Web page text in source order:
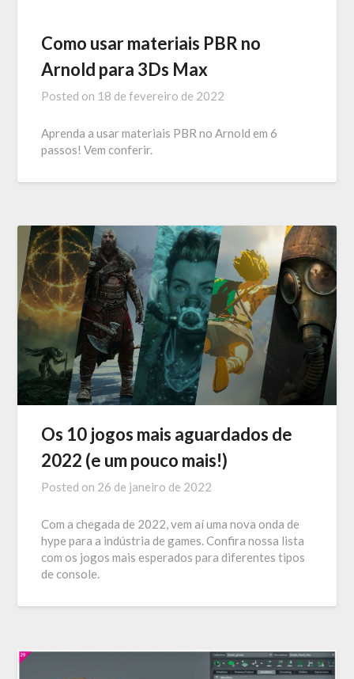
Como usar materiais PBR no
Arnold para 3Ds Max
Posted on 18 de fevereiro de 2022
Aprenda a usar materiais PBR no Arnold em 6
passos! Vem conferir.
Os 10 jogos mais aguardados de
2022 (e um pouco mais!)
Posted on 26 de janeiro de 2022
Com a chegada de 2022, vem aí uma nova onda de
hype para a indústria de games. Confira nossa lista
com os jogos mais esperados para diferentes tipos
de console.